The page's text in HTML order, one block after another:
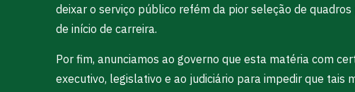
deixar o serviço público refém da pior seleção de
de início de carreira.
Por fim, anunciamos ao governo que esta matéria com
executivo, legislativo e ao judiciário para impedir que tais